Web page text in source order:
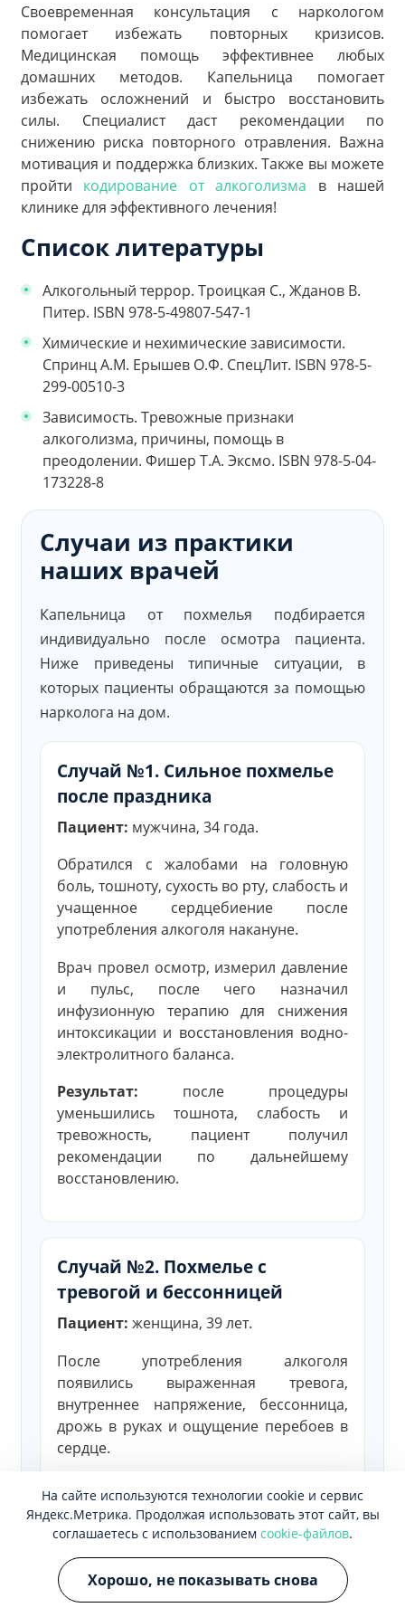
Своевременная консультация с наркологом
помогает избежать повторных кризисов.
Медицинская помощь эффективнее любых
домашних методов. Капельница помогает
избежать осложнений и быстро восстановить
силы. Специалист даст рекомендации по
снижению риска повторного отравления. Важна
мотивация и поддержка близких. Также вы можете
пройти кодирование от алкоголизма в нашей
клинике для эффективного лечения!
Список литературы
Алкогольный террор. Троицкая С., Жданов В.
Питер. ISBN 978-5-49807-547-1
Химические и нехимические зависимости.
Спринц А.М. Ерышев О.Ф. СпецЛит. ISBN 978-5-
299-00510-3
Зависимость. Тревожные признаки
алкоголизма, причины, помощь в
преодолении. Фишер Т.А. Эксмо. ISBN 978-5-04-
173228-8
Случаи из практики
наших врачей
Капельница от похмелья подбирается
индивидуально после осмотра пациента.
Ниже приведены типичные ситуации, в
которых пациенты обращаются за помощью
нарколога на дом.
Случай №1. Сильное похмелье
после праздника
Пациент: мужчина, 34 года.
Обратился с жалобами на головную
боль, тошноту, сухость во рту, слабость и
учащенное сердцебиение после
употребления алкоголя накануне.
Врач провел осмотр, измерил давление
и пульс, после чего назначил
инфузионную терапию для снижения
интоксикации и восстановления водно-
электролитного баланса.
Результат: после процедуры
уменьшились тошнота, слабость и
тревожность, пациент получил
рекомендации по дальнейшему
восстановлению.
Случай №2. Похмелье с
тревогой и бессонницей
Пациент: женщина, 39 лет.
После употребления алкоголя
появились выраженная тревога,
внутреннее напряжение, бессонница,
дрожь в руках и ощущение перебоев в
сердце.
исключил признаки осложнений и
подобрал состав капельницы с учетом
Результат:состояние
На сайте используются технологии cookie и сервис
Яндекс.Метрика. Продолжая использовать этот сайт, вы
соглашаетесь с использованием cookie-файлов.
Хорошо, не показывать снова